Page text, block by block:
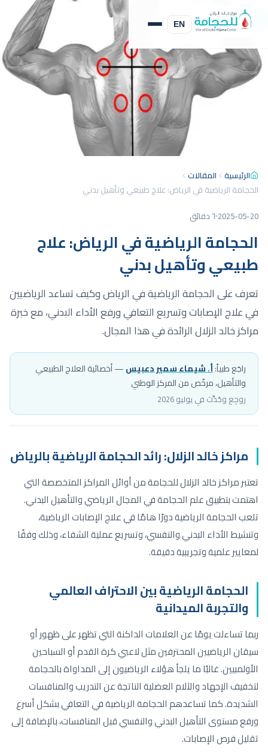
EN العلاج بالحجامة
الرئيسية المقالات
الحجامة الرياضية في الرياض: علاج طبيعي وتأهيل بدني
2025-05-20 ٦ دقائق
الحجامة الرياضية في الرياض: علاج
طبيعي وتأهيل بدني
تعرف على الحجامة الرياضية في الرياض وكيف تساعد الرياضيين
في علاج الإصابات وتسريع التعافي ورفع الأداء البدني، مع خبرة
مراكز خالد الزلال الرائدة في هذا المجال.
راجَع طبياً:أ. شيماء سمير دعبيس—أخصائية العلاج الطبيعي
والتأهيل، مرخّص من المركز الوطني
روجِع وحُدِّث في يوليو 2026
مراكز خالد الزلال: رائد الحجامة الرياضية بالرياض
تعتبر مراكز خالد الزلال للحجامة من أوائل المراكز المتخصصة التي
اهتمت بتطبيق علم الحجامة في المجال الرياضي والتأهيل البدني.
تلعب الحجامة الرياضية دورًا هامًا في علاج الإصابات الرياضية،
وتنشيط الأداء البدني والنفسي، وتسريع عملية الشفاء، وذلك وفقًا
لمعايير علمية وتجريبية دقيقة.
الحجامة الرياضية بين الاحتراف العالمي
والتجربة الميدانية
ربما تساءلت يومًا عن العلامات الداكنة التي تظهر على ظهور أو
سيقان الرياضيين المحترفين مثل لاعبي كرة القدم أو السباحين
الأولمبيين. غالبًا ما يلجأ هؤلاء الرياضيون إلى المداواة بالحجامة
لتخفيف الإجهاد والآلام العضلية الناتجة عن التدريب والمنافسات
الشديدة. كما تساعدهم الحجامة الرياضية في التعافي بشكل أسرع
ورفع مستوى التأهيل البدني والنفسي قبل المنافسات، بالإضافة إلى
تقليل فرص الإصابات.